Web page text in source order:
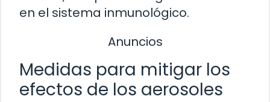
en el sistema inmunológico.
Anuncios
Medidas para mitigar los
efectos de los aerosoles